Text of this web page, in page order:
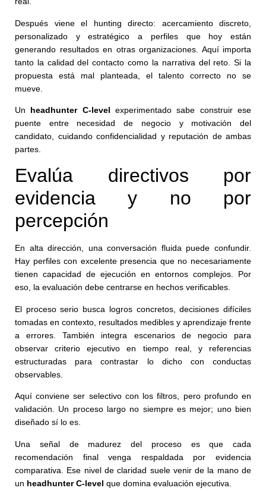
Después viene el hunting directo: acercamiento discreto,
personalizado y estratégico a perfiles que hoy están
generando resultados en otras organizaciones. Aquí importa
tanto la calidad del contacto como la narrativa del reto. Si la
propuesta está mal planteada, el talento correcto no se
mueve.
Un headhunter C-level experimentado sabe construir ese
puente entre necesidad de negocio y motivación del
candidato, cuidando confidencialidad y reputación de ambas
partes.
Evalúa directivos por
evidencia y no por
percepción
En alta dirección, una conversación fluida puede confundir.
Hay perfiles con excelente presencia que no necesariamente
tienen capacidad de ejecución en entornos complejos. Por
eso, la evaluación debe centrarse en hechos verificables.
El proceso serio busca logros concretos, decisiones difíciles
tomadas en contexto, resultados medibles y aprendizaje frente
a errores. También integra escenarios de negocio para
observar criterio ejecutivo en tiempo real, y referencias
estructuradas para contrastar lo dicho con conductas
observables.
Aquí conviene ser selectivo con los filtros, pero profundo en
validación. Un proceso largo no siempre es mejor; uno bien
diseñado sí lo es.
Una señal de madurez del proceso es que cada
recomendación final venga respaldada por evidencia
comparativa. Ese nivel de claridad suele venir de la mano de
un headhunter C-level que domina evaluación ejecutiva.